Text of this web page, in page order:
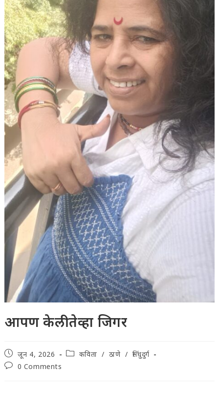
आपण केली तेव्हा जिगर
Post
published:
जून 4, 2026
Postकविता / ठाणे / सिंधुदुर्ग
Post0 Comments